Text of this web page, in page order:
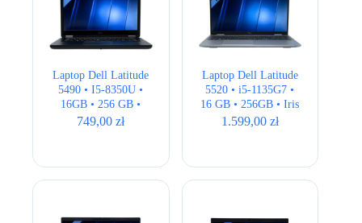
Laptop Dell Latitude
5490 • I5-8350U •
16GB • 256 GB •
Intel 620 HD • 14.1″
749,00zł
Laptop Dell Latitude
5520 • i5-1135G7 •
16 GB • 256GB • Iris
Xe • 15,6 ” Full HD
1.599,00 zł